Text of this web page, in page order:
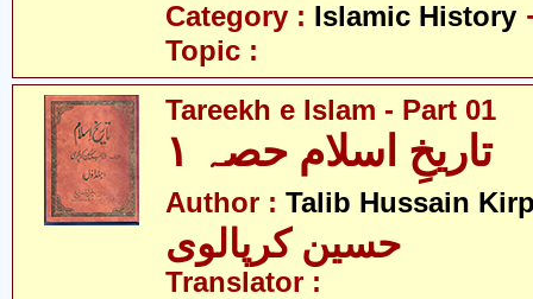
Category : Islamic History
Topic :
Tareekh e Islam - Part 01
تاریخِ اسلام حصہ ۱
Author : Talib Hussain
حسین کرپالوی
Translator :